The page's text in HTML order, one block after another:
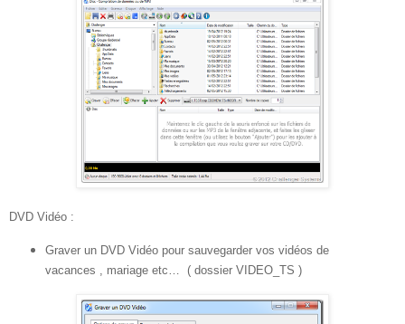
DVD Vidéo :
Graver un DVD Vidéo pour sauvegarder vos vidéos de
vacances , mariage etc… ( dossier VIDEO_TS )